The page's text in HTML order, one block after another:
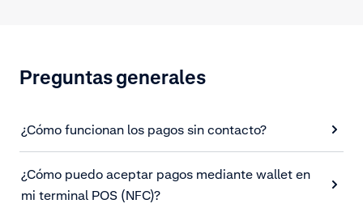
Preguntas generales
¿Cómo funcionan los pagos sin contacto?
¿Cómo puedo aceptar pagos mediante wallet en
mi terminal POS (NFC)?